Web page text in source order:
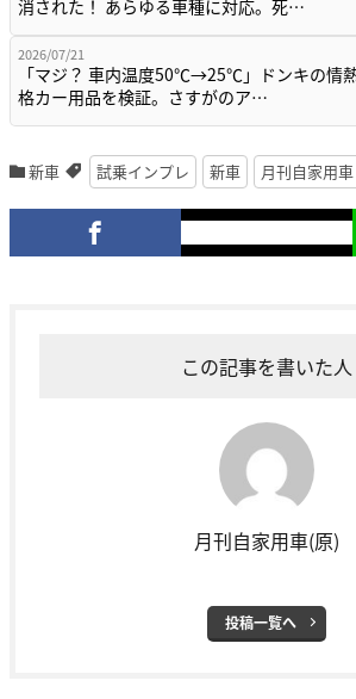
消された！ あらゆる車種に対応。死…
2026/07/21
「マジ？ 車内温度50℃→25℃」ドンキの情
格カー用品を検証。さすがのア…
新車 試乗インプレ 新車 月刊自家用車
この記事を書いた人
月刊自家用車(原)
投稿一覧へ